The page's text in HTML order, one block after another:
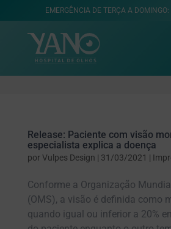
EMERGÊNCIA DE TERÇA A DOMINGO:
Release: Paciente com visão
especialista explica a doença
porVulpes Design | 31/03/2021 |
Conforme a Organização
(OMS), a visão é definida como
quando igual ou inferior a 20%